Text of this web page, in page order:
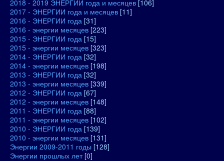
2018 - 2019 ЭНЕРГИИ года и месяцев [106]
2017 - ЭНЕРГИИ года и месяцев [11]
2016 - ЭНЕРГИИ года [31]
2016 - энергии месяцев [223]
2015 - ЭНЕРГИИ года [15]
2015 - энергии месяцев [323]
2014 - ЭНЕРГИИ года [32]
2014 - энергии месяцев [198]
2013 - ЭНЕРГИИ года [32]
2013 - энергии месяцев [339]
2012 - ЭНЕРГИИ года [67]
2012 - энергии месяцев [148]
2011 - ЭНЕРГИИ года [88]
2011 - энергии месяцев [102]
2010 - ЭНЕРГИИ года [139]
2010 - энергии месяцев [131]
Энергии 2009-2011 годы [128]
Энергии прошлых лет [0]